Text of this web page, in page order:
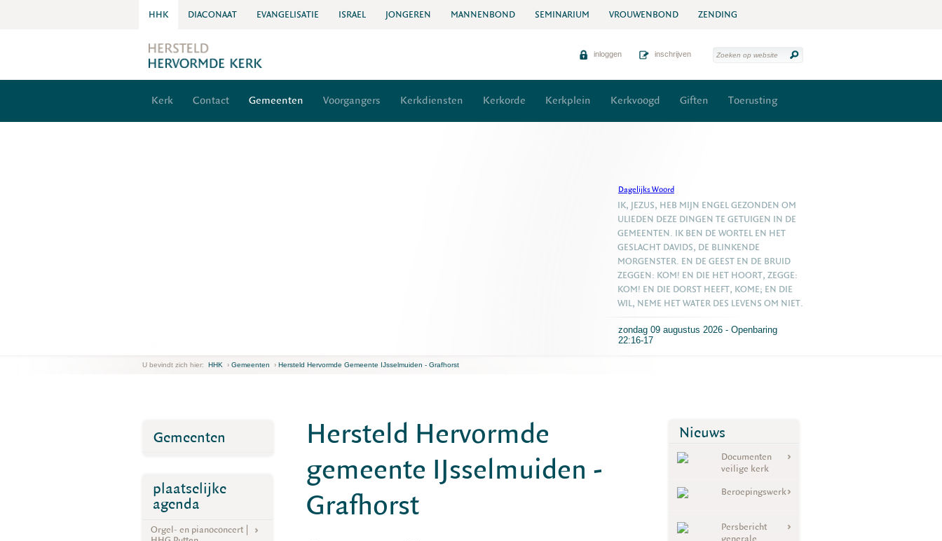
HHK DIACONAAT EVANGELISATIE ISRAEL JONGEREN MANNENBOND SEMINARIUM VROUWENBOND ZENDING
inloggen inschrijven
Kerk Contact Gemeenten Voorgangers Kerkdiensten Kerkorde Kerkplein Kerkvoogd Giften Toerusting
Dagelijks Woord
zondag 09 augustus 2026 - Openbaring
22:16-17
IK, JEZUS, HEB MIJN ENGEL GEZONDEN OM
ULIEDEN DEZE DINGEN TE GETUIGEN IN DE
GEMEENTEN. IK BEN DE WORTEL EN HET
GESLACHT DAVIDS, DE BLINKENDE
MORGENSTER. EN DE GEEST EN DE BRUID
ZEGGEN: KOM! EN DIE HET HOORT, ZEGGE:
KOM! EN DIE DORST HEEFT, KOME; EN DIE
WIL, NEME HET WATER DES LEVENS OM NIET.
U bevindt zich hier: HHK › Gemeenten › Hersteld Hervormde Gemeente IJsselmuiden - Grafhorst
Hersteld Hervormde
gemeente IJsselmuiden -
Grafhorst
Gemeenten
plaatselijke
agenda
Orgel- en pianoconcert |
Nieuws
Documenten
veilige kerk
Beroepingswerk
Persbericht
generale